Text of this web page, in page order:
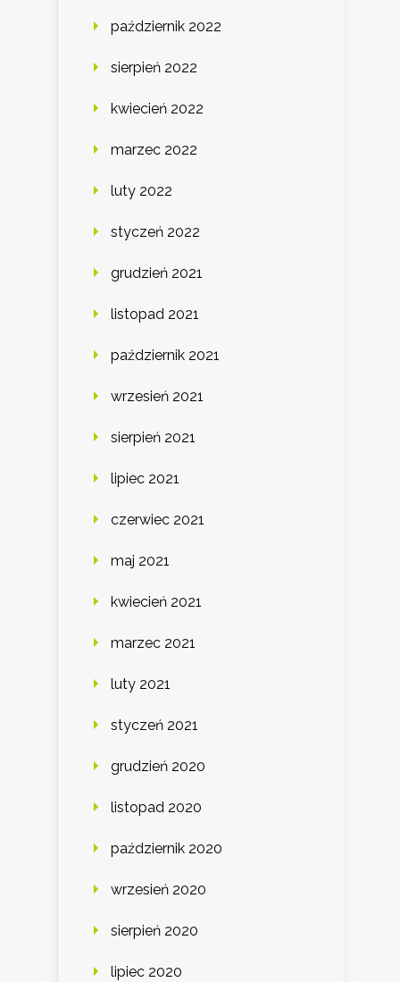
październik 2022
sierpień 2022
kwiecień 2022
marzec 2022
luty 2022
styczeń 2022
grudzień 2021
listopad 2021
październik 2021
wrzesień 2021
sierpień 2021
lipiec 2021
czerwiec 2021
maj 2021
kwiecień 2021
marzec 2021
luty 2021
styczeń 2021
grudzień 2020
listopad 2020
październik 2020
wrzesień 2020
sierpień 2020
lipiec 2020